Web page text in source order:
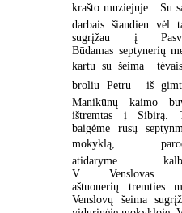
krašto muziejuje.  Su
darbais šiandien vėl
sugrįžau į
Būdamas septynerių
kartu su šeima 
broliu Petru  iš
Manikūnų kaimo
ištremtas į Sibirą.
baigėme rusų
mokyklą, 
atidaryme
V. Venslovas.
aštuonerių tremties
Venslovų šeima